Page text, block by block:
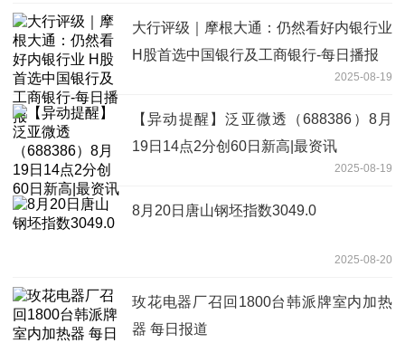
大行评级｜摩根大通：仍然看好内银行业
H股首选中国银行及工商银行-每日播报
2025-08-19
【异动提醒】泛亚微透（688386）8月
19日14点2分创60日新高|最资讯
2025-08-19
8月20日唐山钢坯指数3049.0
2025-08-20
玫花电器厂召回1800台韩派牌室内加热
器 每日报道